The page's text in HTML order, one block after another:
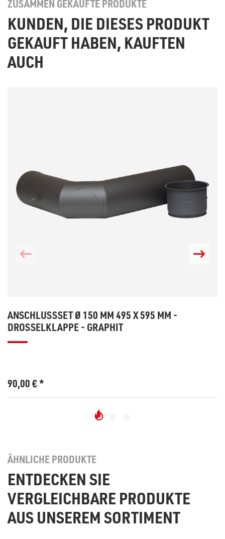
ZUSAMMEN GEKAUFTE PRODUKTE
KUNDEN, DIE DIESES PRODUKT
GEKAUFT HABEN, KAUFTEN
AUCH
ANSCHLUSSSET Ø 150 MM 495 X 595 MM -
DROSSELKLAPPE - GRAPHIT
90,00€*
ÄHNLICHE PRODUKTE
ENTDECKEN SIE
VERGLEICHBARE PRODUKTE
AUS UNSEREM SORTIMENT